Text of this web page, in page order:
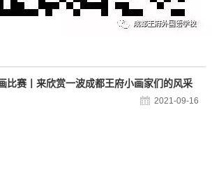
比赛丨来欣赏一波成都王府小画家们的风采
2021-09-16